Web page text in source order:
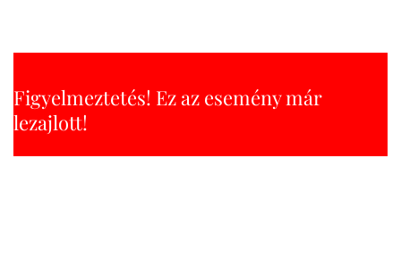
Figyelmeztetés! Ez az esemény már
lezajlott!